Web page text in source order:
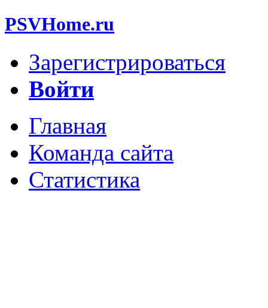
PSVHome.ru
Зарегистрироваться
Войти
Главная
Команда сайта
Статистика